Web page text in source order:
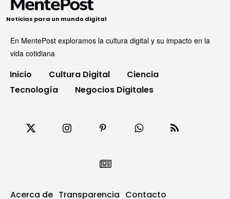
Noticias para un mundo digital
En MentePost exploramos la cultura digital y su impacto en la
vida cotidiana
Inicio Cultura Digital
Ciencia
Tecnología
Negocios Digitales
Acerca de Transparencia Contacto